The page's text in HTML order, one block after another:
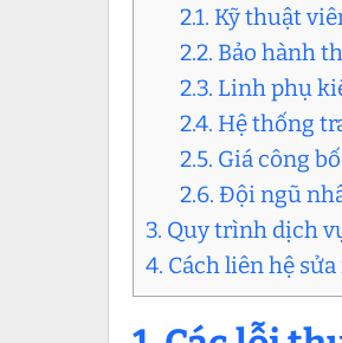
2.1. Kỹ thuật
2.2. Bảo hành
2.3. Linh phụ
2.4. Hệ thống
2.5. Giá công
2.6. Đội ngũ
3. Quy trình dịch
4. Cách liên hệ